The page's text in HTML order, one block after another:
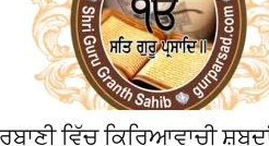
ਵਿੱਚ ਕਿਰਿਆਵਾਚੀ